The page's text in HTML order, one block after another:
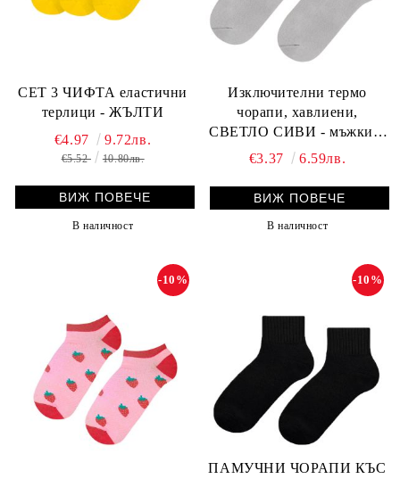
СЕТ 3 ЧИФТА еластични
терлици - ЖЪЛТИ
€4.97 9.72лв.
€5.52 10.80лв.
ВИЖ ПОВЕЧЕ
В наличност
Изключителни термо
чорапи, хавлиени,
СВЕТЛО СИВИ - мъжки и
дамски размери
€3.37 6.59лв.
ВИЖ ПОВЕЧЕ
В наличност
-10%
ПАМУЧНИ ЧОРАПИ КЪС
-10%